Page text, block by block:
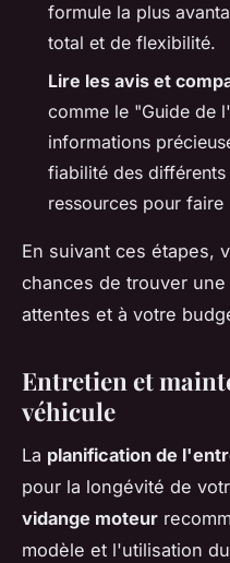
formule la plus
total et de flexibilité.
Lire les avis et
comme le "Guide de
informations
fiabilité des
ressources pour
En suivant ces étapes,
chances de trouver
attentes et à votre
Entretien et
véhicule
La planification de
pour la longévité de
vidange moteur
modèle et l'utilisation